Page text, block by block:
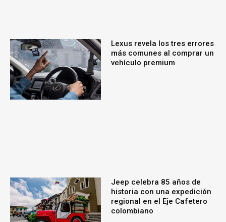
Lexus revela los tres errores
más comunes al comprar un
vehículo premium
Jeep celebra 85 años de
historia con una expedición
regional en el Eje Cafetero
colombiano